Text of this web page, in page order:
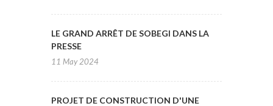
LE GRAND ARRÊT DE SOBEGI DANS LA
PRESSE
11 May 2024
PROJET DE CONSTRUCTION D'UNE